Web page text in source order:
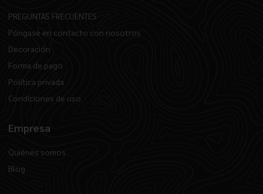
PREGUNTAS FRECUENTES
Póngase en contacto con nosotros
Decoración
Forma de pago
Política privada
Condiciones de uso
Empresa
Quiénes somos
Blog